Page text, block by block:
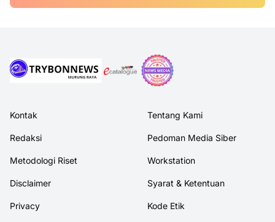
Kontak Tentang Kami
Redaksi Pedoman Media Siber
Metodologi Riset Workstation
Disclaimer Syarat & Ketentuan
Privacy Kode Etik